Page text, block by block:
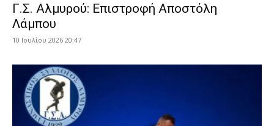
Γ.Σ. Αλμυρού: Επιστροφή Αποστόλη
Λάμπου
10 Ιουλίου 2026 20:47